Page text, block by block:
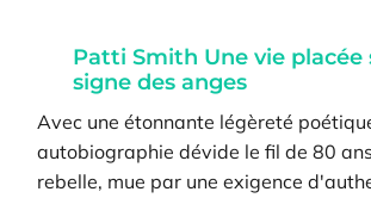
Patti Smith Une vie placée
signe des anges
Avec une étonnante légèreté
autobiographie dévide le fil de 80
rebelle, mue par une exigence